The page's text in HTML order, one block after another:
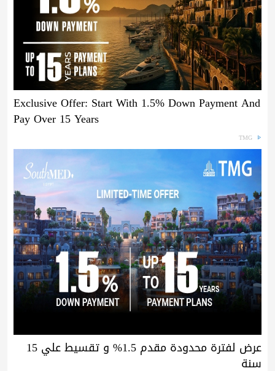
Exclusive Offer: Start With 1.5% Down Payment And
Pay Over 15 Years
TMG
عرض لفترة محدودة مقدم 1.5% و تقسيط علي 15
سنة